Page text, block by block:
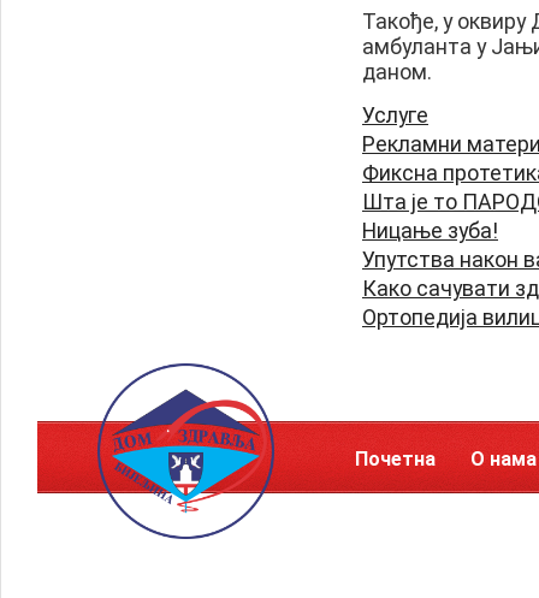
Такође, у
амбуланта у
даном.
Услуге
Рекламни
Фиксна
Шта је то
Ницање зуба!
Упутства након
Како сачувати
Ортопедија
Почетна О нама